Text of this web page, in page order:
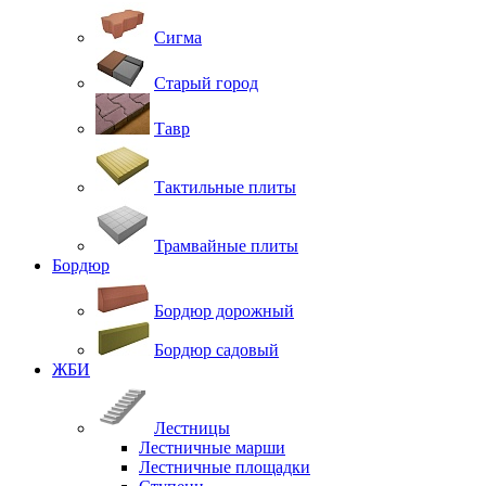
Сигма
Старый город
Тавр
Тактильные плиты
Трамвайные плиты
Бордюр
Бордюр дорожный
Бордюр садовый
ЖБИ
Лестницы
Лестничные марши
Лестничные площадки